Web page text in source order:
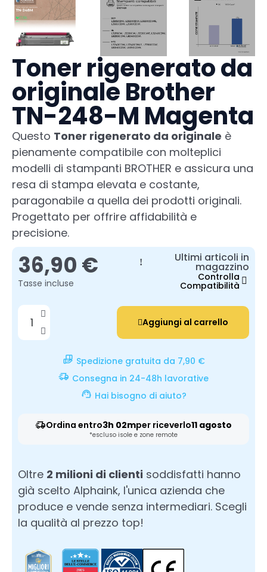
Toner rigenerato da
originale Brother
TN-248-M Magenta
Questo Toner rigenerato da originale è
pienamente compatibile con molteplici
modelli di stampanti BROTHER e assicura una
resa di stampa elevata e costante,
paragonabile a quella dei prodotti originali.
Progettato per offrire affidabilità e
precisione.
36,90 €
Tasse incluse
Ultimi articoli in
magazzino
Controlla
Compatibilità
Aggiungi al carrello
Spedizione gratuita da 7,90 €
Consegna in 24-48h lavorative
Hai bisogno di aiuto?
Ordina entro3h 02mper riceverlo11 agosto
*escluso isole e zone remote
Oltre 2 milioni di clienti soddisfatti hanno
già scelto Alphaink, l'unica azienda che
produce e vende senza intermediari. Scegli
la qualità al prezzo top!